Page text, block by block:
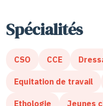
Spécialités
CSO CCE
Equitation de travail
Ethologie Jeunes